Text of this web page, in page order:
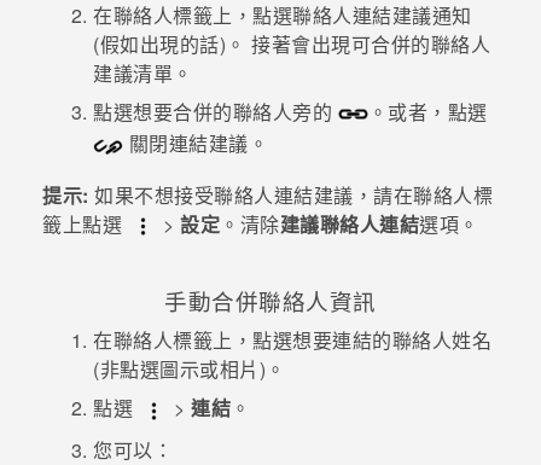
在聯絡人標籤上，點選聯絡人連結建議通知
(假如出現的話)。 接著會出現可合併的聯絡人
建議清單。
點選想要合併的聯絡人旁的
。或者，點選
關閉連結建議。
提示: 如果不想接受聯絡人連結建議，請在聯絡人標
籤上點選
> 設定 。清除建議聯絡人連結選項。
手動合併聯絡人資訊
在聯絡人標籤上，點選想要連結的聯絡人姓名
(非點選圖示或相片)。
點選
> 連結 。
您可以：